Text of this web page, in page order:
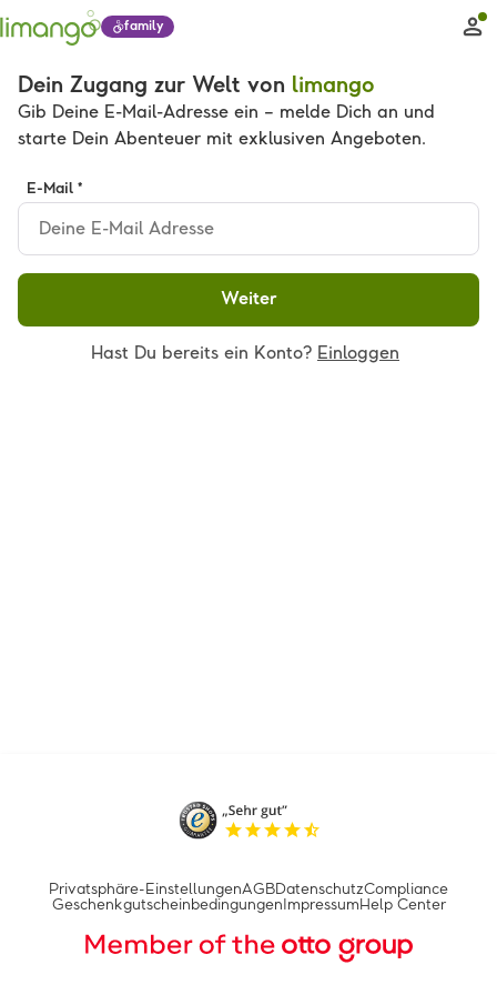
family
Dein Zugang zur Welt von limango
Gib Deine E-Mail-Adresse ein – melde Dich an und
starte Dein Abenteuer mit exklusiven Angeboten.
E-Mail *
Weiter
Hast Du bereits ein Konto? Einloggen
Privatsphäre-EinstellungenAGBDatenschutzCompliance
Geschenkgutscheinbedingungen Impressum Help Center